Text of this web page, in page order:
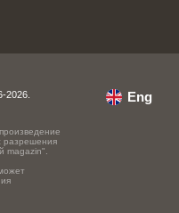
2026.
разрешения
magazin".
Eng